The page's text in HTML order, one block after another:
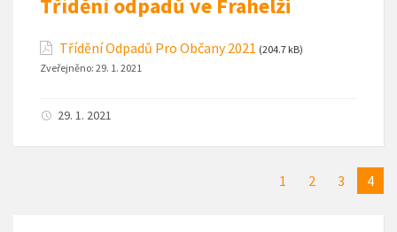
Třídění odpadů ve Frahelži
Třídění Odpadů Pro Občany 2021 (204.7 kB)
Zveřejněno: 29. 1. 2021
29. 1. 2021
1 2 3 4